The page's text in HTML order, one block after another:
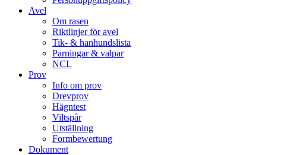
Avel
Om rasen
Riktlinjer för avel
Tik- & hanhundslista
Parningar & valpar
NCL
Prov
Info om prov
Drevprov
Hägntest
Viltspår
Utställning
Formbewertung
Dokument